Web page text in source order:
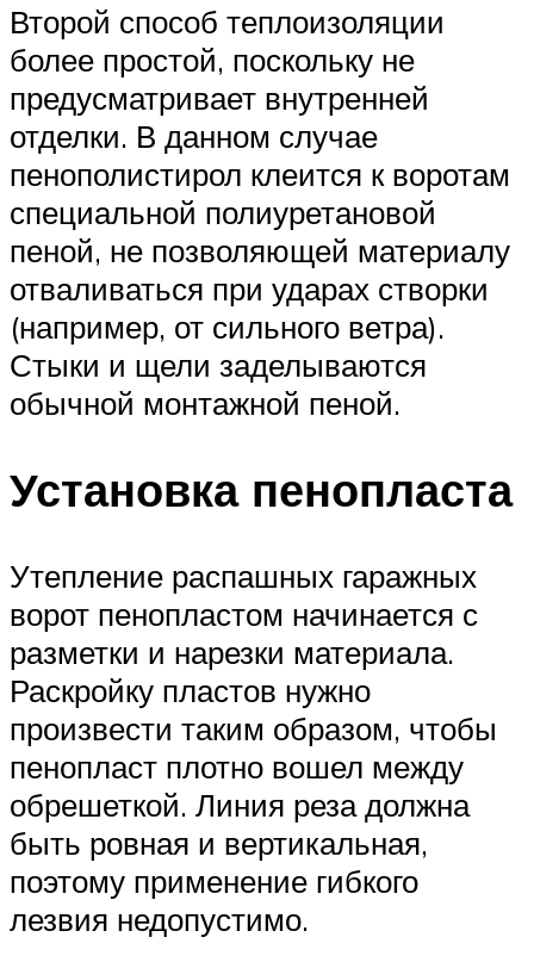
Второй способ теплоизоляции
более простой, поскольку не
предусматривает внутренней
отделки. В данном случае
пенополистирол клеится к воротам
специальной полиуретановой
пеной, не позволяющей материалу
отваливаться при ударах створки
(например, от сильного ветра).
Стыки и щели заделываются
обычной монтажной пеной.
Установка пенопласта
Утепление распашных гаражных
ворот пенопластом начинается с
разметки и нарезки материала.
Раскройку пластов нужно
произвести таким образом, чтобы
пенопласт плотно вошел между
обрешеткой. Линия реза должна
быть ровная и вертикальная,
поэтому применение гибкого
лезвия недопустимо.